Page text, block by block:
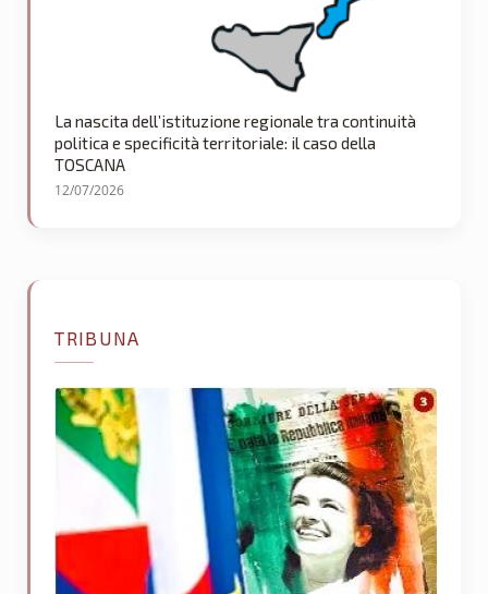
La nascita dell’istituzione regionale tra continuità
politica e specificità territoriale: il caso della
TOSCANA
12/07/2026
TRIBUNA